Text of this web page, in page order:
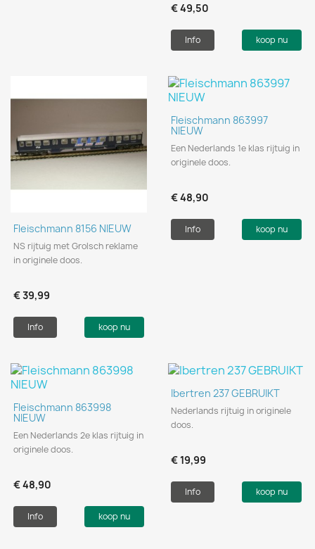
€ 49,50
Info koop nu
Fleischmann 8156 NIEUW
NS rijtuig met Grolsch reklame
in originele doos.
€ 39,99
Info koop nu
Fleischmann 863997
NIEUW
Een Nederlands 1e klas rijtuig in
originele doos.
€ 48,90
Info koop nu
Fleischmann 863998
NIEUW
Een Nederlands 2e klas rijtuig in
originele doos.
€ 48,90
Info koop nu
Ibertren 237 GEBRUIKT
Nederlands rijtuig in originele
doos.
€ 19,99
Info koop nu